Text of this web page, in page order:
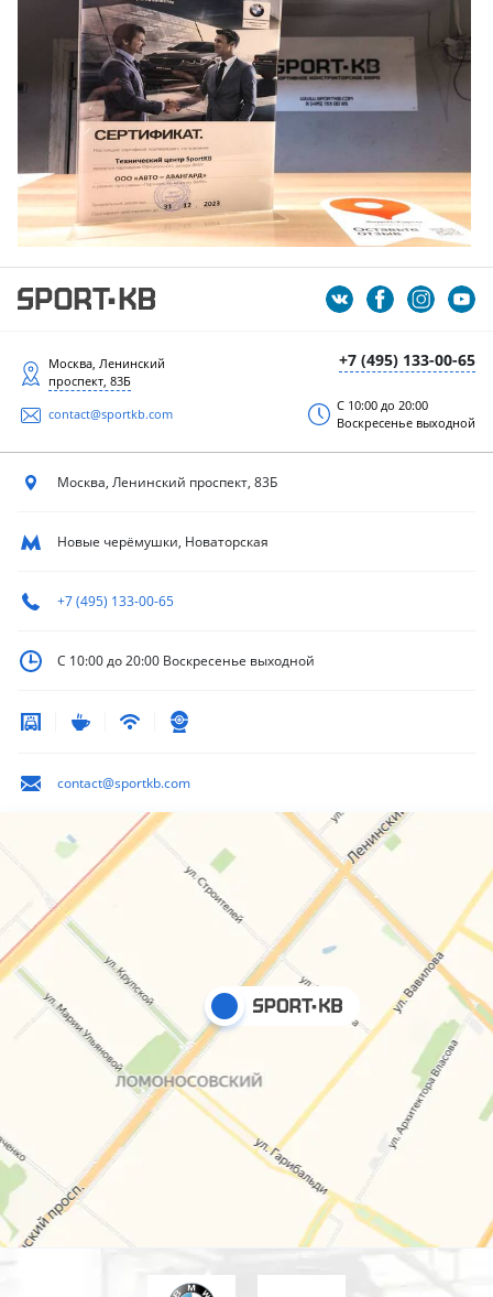
+7 (495) 133-00-65
Москва, Ленинский
проспект, 83Б
contact@sportkb.com
С 10:00 до 20:00
Воскресенье выходной
Москва, Ленинский проспект, 83Б
Новые черёмушки, Новаторская
+7 (495) 133-00-65
С 10:00 до 20:00 Воскресенье выходной
contact@sportkb.com